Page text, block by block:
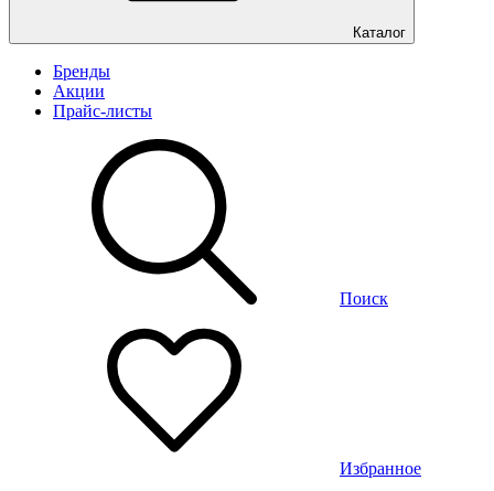
Каталог
Бренды
Акции
Прайс-листы
Поиск
Избранное